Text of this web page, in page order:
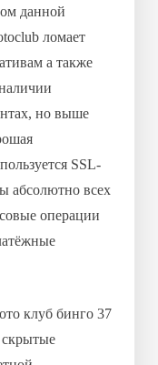
данной
ломает
а также
но выше
SSL-
абсолютно всех
операции
скрытые